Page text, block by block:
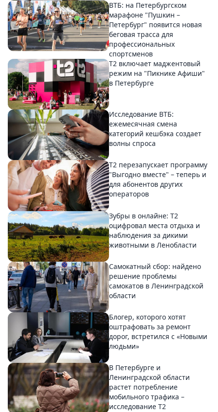
ВТБ: на Петербургском
марафоне "Пушкин –
Петербург" появится новая
беговая трасса для
профессиональных
спортсменов
Т2 включает маджентовый
режим на "Пикнике Афиши"
в Петербурге
Исследование ВТБ:
ежемесячная смена
категорий кешбэка создает
волны спроса
Т2 перезапускает программу
"Выгодно вместе" – теперь и
для абонентов других
операторов
Зубры в онлайне: Т2
оцифровал места отдыха и
наблюдения за дикими
животными в Ленобласти
Самокатный сбор: найдено
решение проблемы
самокатов в Ленинградской
области
Блогер, которого хотят
оштрафовать за ремонт
дорог, встретился с «Новыми
людьми»
В Петербурге и
Ленинградской области
растет потребление
мобильного трафика –
исследование T2